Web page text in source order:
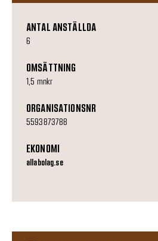
ANTAL ANSTÄLLDA
6
OMSÄTTNING
1,5 mnkr
ORGANISATIONSNR
5593873788
EKONOMI
allabolag.se